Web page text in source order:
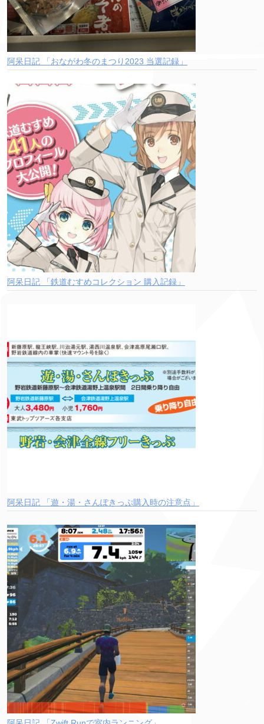
阿呆日記 「おながわ冬のまつり2023 当選記録」
阿呆日記 「鉄道むすめコレクション 購入記録」
阿呆日記 「遊・湯・さんぽきっぷ購入時の注意点」